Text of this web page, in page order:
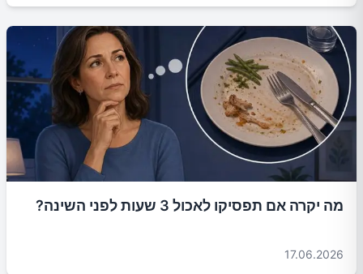
מה יקרה אם תפסיקו לאכול 3 שעות לפני השינה?
17.06.2026